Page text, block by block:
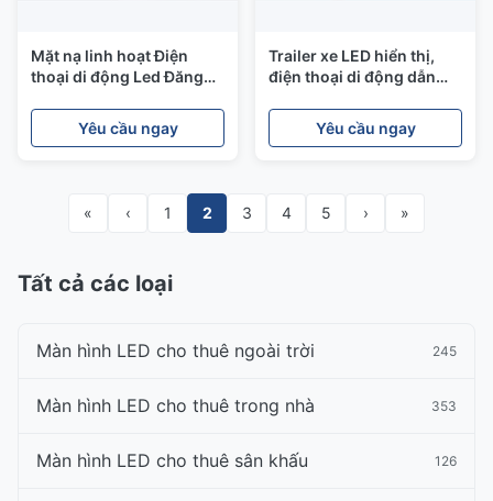
Mặt nạ linh hoạt Điện
thoại di động Led Đăng
hiển thị Led xe 1R1G1B
Yêu cầu ngay
Trailer xe LED hiển thị,
điện thoại di động dẫn
năng thấp
Yêu cầu ngay
« ‹ 1 2 3 4 5 › »
Tất cả các loại
Màn hình LED cho thuê ngoài trời 245
Màn hình LED cho thuê trong nhà 353
Màn hình LED cho thuê sân khấu 126